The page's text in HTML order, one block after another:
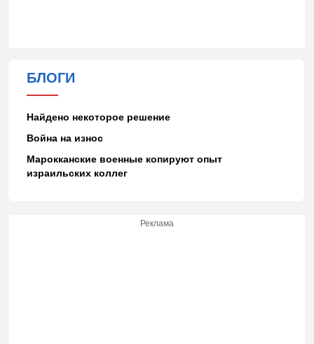
БЛОГИ
Найдено некоторое решение
Война на износ
Марокканские военные копируют опыт
израильских коллег
Реклама